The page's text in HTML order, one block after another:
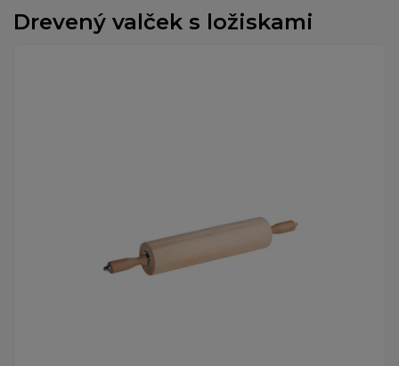
Drevený valček s ložiskami